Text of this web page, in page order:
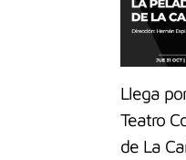
Llega
Teatro
de La